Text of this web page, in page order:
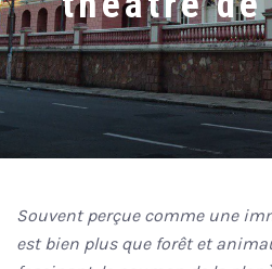
Souvent perçue comme une
est bien plus que forêt et